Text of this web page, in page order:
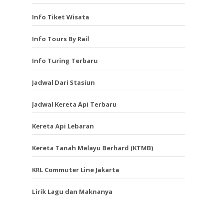
Info Tiket Wisata
Info Tours By Rail
Info Turing Terbaru
Jadwal Dari Stasiun
Jadwal Kereta Api Terbaru
Kereta Api Lebaran
Kereta Tanah Melayu Berhard (KTMB)
KRL Commuter Line Jakarta
Lirik Lagu dan Maknanya